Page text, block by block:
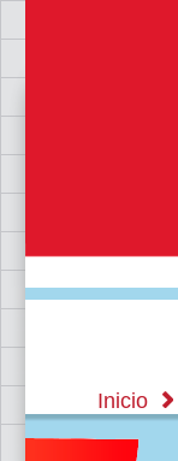
Inicio